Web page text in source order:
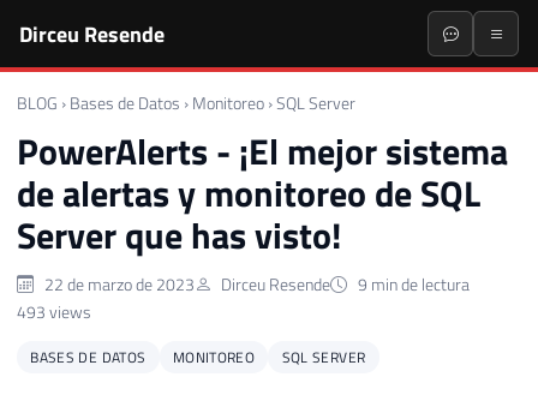
Dirceu Resende
BLOG › Bases de Datos › Monitoreo ›SQL Server
PowerAlerts - ¡El mejor sistema
de alertas y monitoreo de SQL
Server que has visto!
22 de marzo de 2023 Dirceu Resende
9 min de lectura
493 views
BASES DE DATOS MONITOREO SQL SERVER